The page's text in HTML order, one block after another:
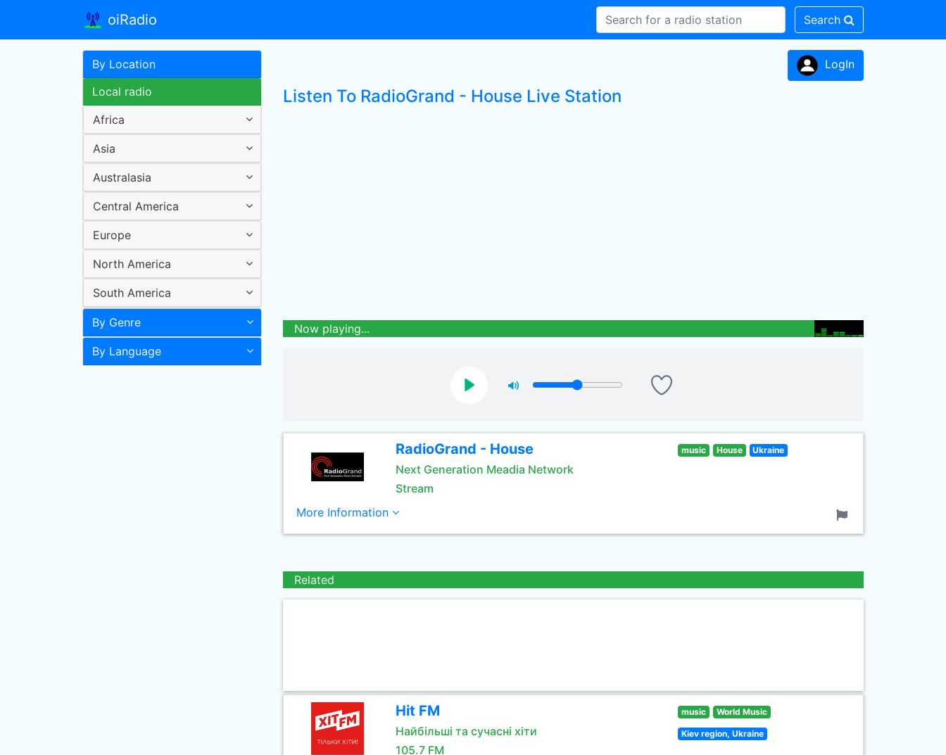
oiRadio Search
By Location
Local radio
Africa
Asia
Australasia
Central America
Europe
North America
South America
By Genre
By Language
LogIn
Listen To RadioGrand - House Live Station
Now playing...
RadioGrand - House
Next Generation Meadia Network
Stream
music House Ukraine
More Information
Related
Hit FM
Найбільші та сучасні хіти
105.7 FM
music World Music
Kiev region, Ukraine